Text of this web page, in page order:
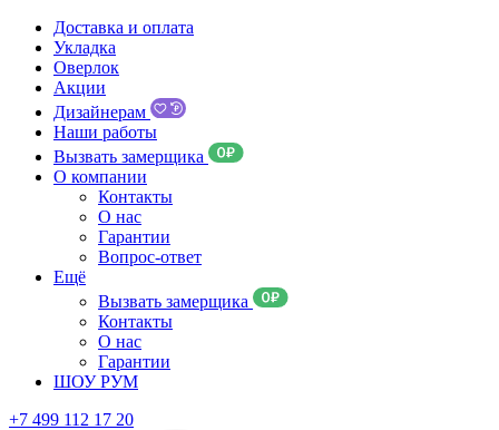
Доставка и оплата
Укладка
Оверлок
Акции
Дизайнерам
Наши работы
Вызвать замерщика
О компании
Контакты
О нас
Гарантии
Вопрос-ответ
Ещё
Вызвать замерщика
Контакты
О нас
Гарантии
ШОУ РУМ
+7 499 112 17 20